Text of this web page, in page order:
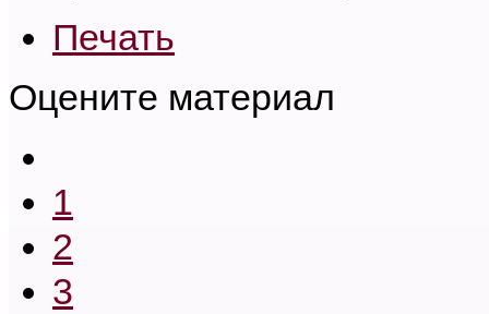
Печать
Оцените материал
1
2
3